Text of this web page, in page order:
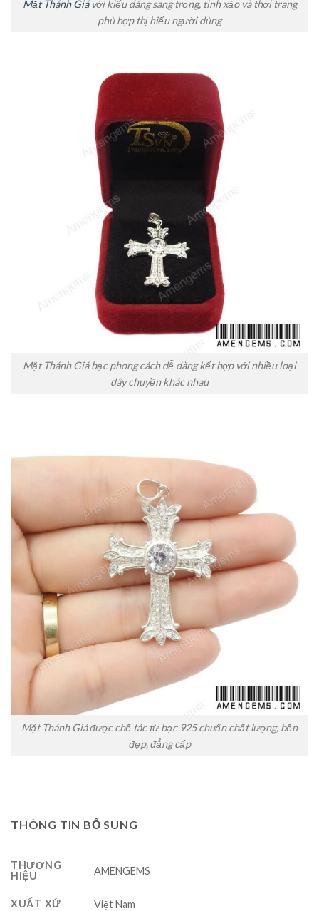
Mặt Thánh Giávới kiểu dáng sang trọng, tinh xảo và thời trang
phù hợp thị hiếu người dùng
Mặt Thánh Giá bạc phong cách dễ dàng kết hợp với nhiều loại
dây chuyền khác nhau
Mặt Thánh Giá được chế tác từ bạc 925 chuẩn chất lượng, bền
đẹp, đẳng cấp
THÔNG TIN BỔ SUNG
THƯƠNG
HIỆU
AMENGEMS
XUẤT XỨ Việt Nam